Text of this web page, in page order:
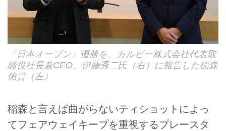
「日本オープン」優勝を、カルビー株式会社代表取
締役社長兼CEO、伊藤秀二氏（右）に報告した稲森
佑貴（左）
稲森と言えば曲がらないティショットによっ
てフェアウェイキープを重視するプレースタ